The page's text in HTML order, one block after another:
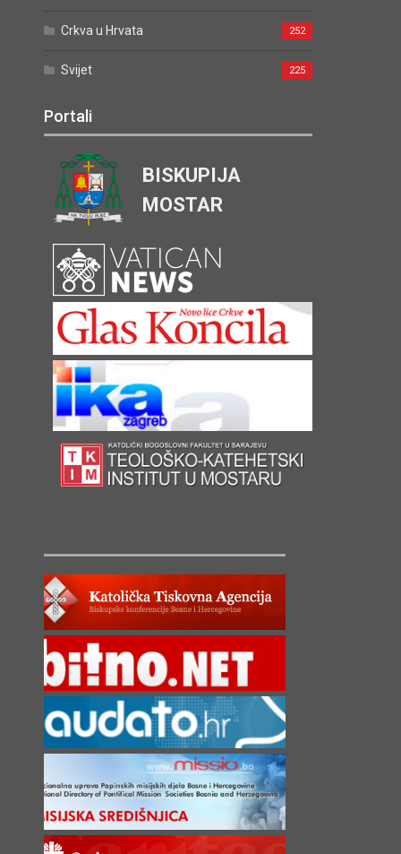
Crkva u Hrvata 252
Svijet 225
Portali
BISKUPIJA
MOSTAR